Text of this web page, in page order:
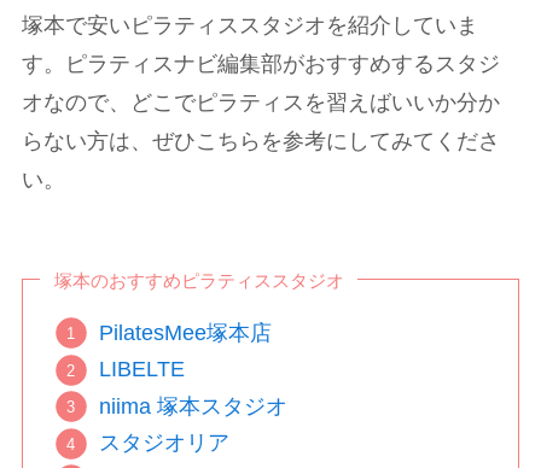
塚本で安いピラティススタジオを紹介していま
す。ピラティスナビ編集部がおすすめするスタジ
オなので、どこでピラティスを習えばいいか分か
らない方は、ぜひこちらを参考にしてみてくださ
い。
塚本のおすすめピラティススタジオ
PilatesMee塚本店
LIBELTE
niima 塚本スタジオ
スタジオリア